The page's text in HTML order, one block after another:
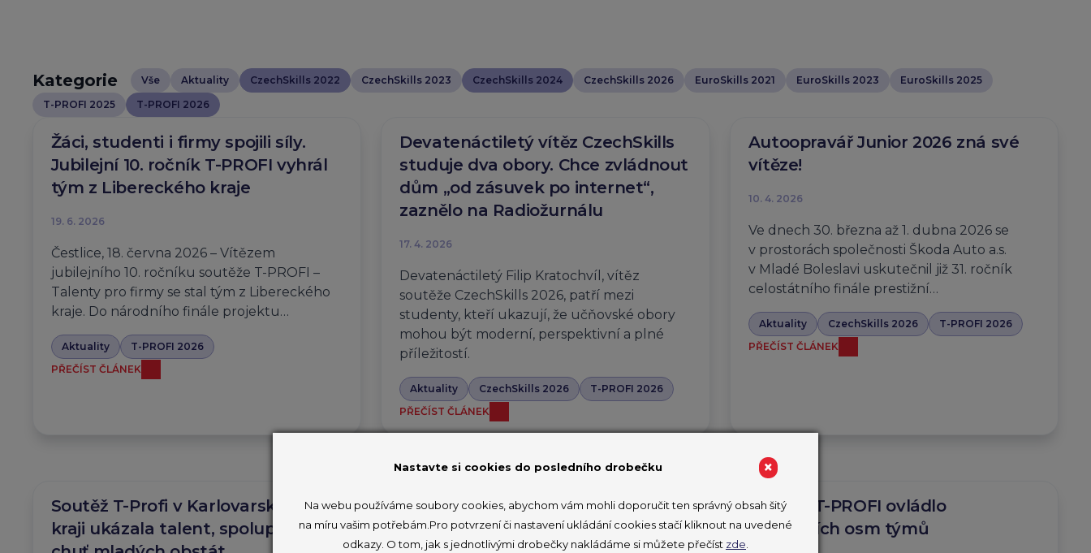
Kategorie Vše Aktuality CzechSkills 2022 CzechSkills 2023 CzechSkills 2024 CzechSkills 2026 EuroSkills 2021 EuroSkills 2023
EuroSkills 2025
T-PROFI 2025
T-PROFI 2026
Žáci, studenti i firmy spojili síly.
Jubilejní 10. ročník T-PROFI vyhrál
tým z Libereckého kraje
19. 6. 2026
Čestlice, 18. června 2026 – Vítězem
jubilejního 10. ročníku soutěže T-PROFI –
Talenty pro firmy se stal tým z Libereckého
kraje. Do národního finále projektu…
Aktuality
T-PROFI 2026
PŘEČÍST ČLÁNEK
Devatenáctiletý vítěz CzechSkills
studuje dva obory. Chce zvládnout
dům „od zásuvek po internet“,
zaznělo na Radiožurnálu
17. 4. 2026
Devatenáctiletý Filip Kratochvíl, vítěz
soutěže CzechSkills 2026, patří mezi
studenty, kteří ukazují, že učňovské obory
mohou být moderní, perspektivní a plné
příležitostí.
Aktuality CzechSkills 2026
T-PROFI 2026
PŘEČÍST ČLÁNEK
Autoopravář Junior 2026 zná své
vítěze!
10. 4. 2026
Ve dnech 30. března až 1. dubna 2026 se
v prostorách společnosti Škoda Auto a.s.
v Mladé Boleslavi uskutečnil již 31. ročník
celostátního finále prestižní…
Aktuality CzechSkills 2026
T-PROFI 2026
PŘEČÍST ČLÁNEK
Soutěž T-Profi v Karlovarském
kraji ukázala talent, spolupráci i
Kraj Vysočina hostil krajské kolo
soutěže T-Profi: žáci stavěli
Krajské T-PROFI ovládlo
rekordních osm týmů
×
Nastavte si cookies do posledního drobečku
Na webu používáme soubory cookies, abychom vám mohli doporučit ten správný obsah šitý
na míru vašim potřebám.Pro potvrzení či nastavení ukládání cookies stačí kliknout na uvedené
odkazy. O tom, jak s jednotlivými drobečky nakládáme si můžete přečíst zde